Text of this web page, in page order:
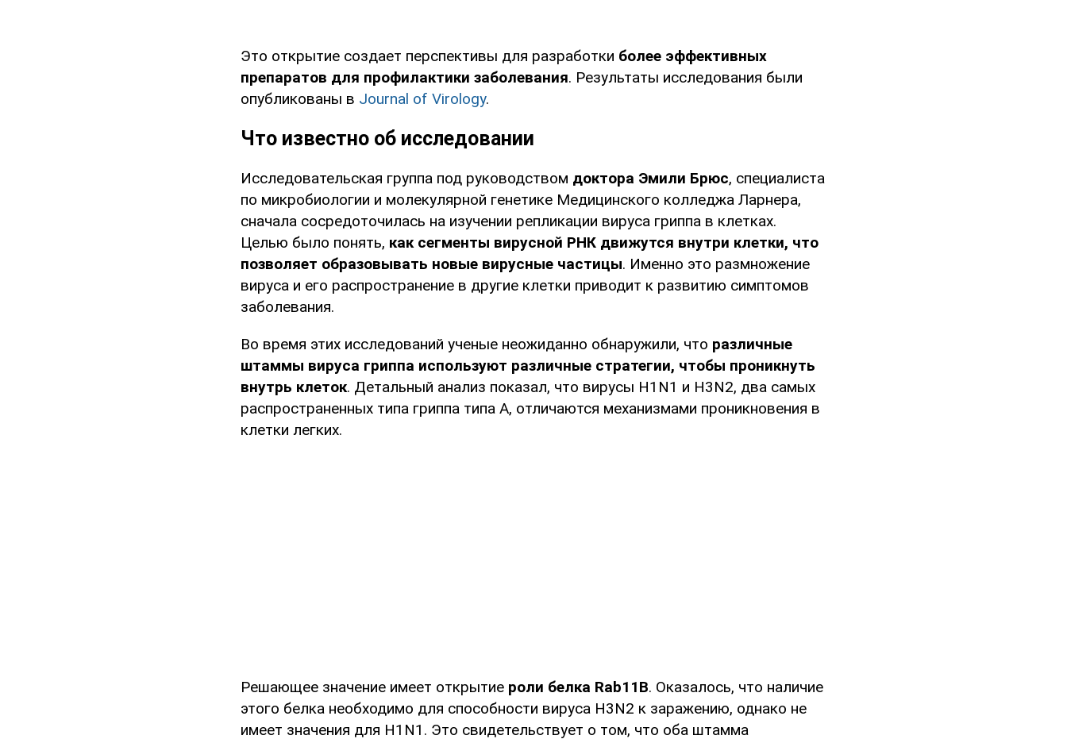
Это открытие создает перспективы для разработки более эффективных
препаратов для профилактики заболевания. Результаты исследования были
опубликованы в Journal of Virology.
Что известно об исследовании
Исследовательская группа под руководством доктора Эмили Брюс, специалиста
по микробиологии и молекулярной генетике Медицинского колледжа Ларнера,
сначала сосредоточилась на изучении репликации вируса гриппа в клетках.
Целью было понять, как сегменты вирусной РНК движутся внутри клетки, что
позволяет образовывать новые вирусные частицы. Именно это размножение
вируса и его распространение в другие клетки приводит к развитию симптомов
заболевания.
Во время этих исследований ученые неожиданно обнаружили, что различные
штаммы вируса гриппа используют различные стратегии, чтобы проникнуть
внутрь клеток. Детальный анализ показал, что вирусы H1N1 и H3N2, два самых
распространенных типа гриппа типа А, отличаются механизмами проникновения в
клетки легких.
Решающее значение имеет открытие роли белка Rab11B. Оказалось, что наличие
этого белка необходимо для способности вируса H3N2 к заражению, однако не
имеет значения для H1N1. Это свидетельствует о том, что оба штамма